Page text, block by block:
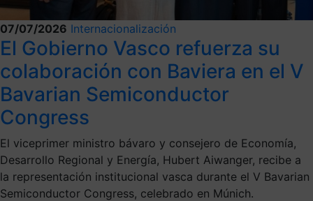
07/07/2026 Internacionalización
El Gobierno Vasco refuerza su
colaboración con Baviera en el V
Bavarian Semiconductor
Congress
El viceprimer ministro bávaro y consejero de Economía,
Desarrollo Regional y Energía, Hubert Aiwanger, recibe a
la representación institucional vasca durante el V Bavarian
Semiconductor Congress, celebrado en Múnich.